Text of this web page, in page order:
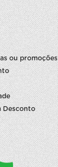
ou promoções
Desconto